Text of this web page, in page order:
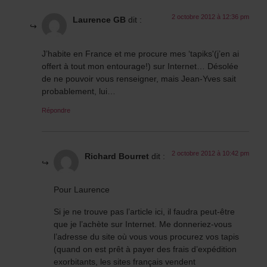
Laurence GB dit : 2 octobre 2012 à 12:36 pm
J’habite en France et me procure mes ‘tapiks'(j’en ai
offert à tout mon entourage!) sur Internet… Désolée
de ne pouvoir vous renseigner, mais Jean-Yves sait
probablement, lui…
Répondre
Richard Bourret dit : 2 octobre 2012 à 10:42 pm
Pour Laurence
Si je ne trouve pas l’article ici, il faudra peut-être
que je l’achète sur Internet. Me donneriez-vous
l’adresse du site où vous vous procurez vos tapis
(quand on est prêt à payer des frais d’expédition
exorbitants, les sites français vendent